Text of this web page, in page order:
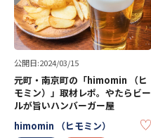
公開日:2024/03/15
元町・南京町の「himomin （ヒ
モミン）」取材レポ。やたらビー
ルが旨いハンバーガー屋
himomin （ヒモミン）